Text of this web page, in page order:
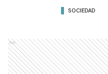
SOCIEDAD
Ads